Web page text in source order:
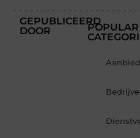
GEPUBLICEERD
DOOR
POPULAR